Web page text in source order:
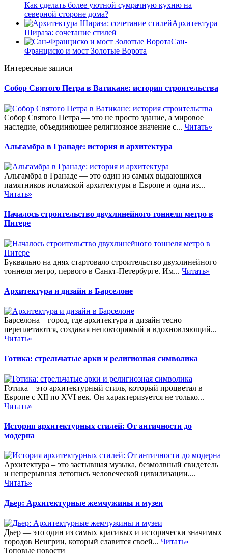
Как сделать более уютной сумрачную кухню на
северной стороне дома?
Архитектура
Шираза: сочетание стилей
Сан-
Франциско и мост Золотые Ворота
Интересные записи
Собор Святого Петра в Ватикане: история строительства
Собор Святого Петра — это не просто здание, а мировое
наследие, объединяющее религиозное значение с... Читать»
Альгамбра в Гранаде: история и архитектура
Альгамбра в Гранаде — это один из самых выдающихся
памятников исламской архитектуры в Европе и одна из...
Читать»
Началось строительство двухлинейного тоннеля метро в
Питере
Буквально на днях стартовало строительство двухлинейного
тоннеля метро, первого в Санкт-Петербурге. Им... Читать»
Архитектура и дизайн в Барселоне
Барселона – город, где архитектура и дизайн тесно
переплетаются, создавая неповторимый и вдохновляющий...
Читать»
Готика: стрельчатые арки и религиозная символика
Готика – это архитектурный стиль, который процветал в
Европе с XII по XVI век. Он характеризуется не только...
Читать»
История архитектурных стилей: От античности до
модерна
Архитектура – это застывшая музыка, безмолвный свидетель
и непрерывная летопись человеческой цивилизации....
Читать»
Дьер: Архитектурные жемчужины и музеи
Дьер — это один из самых красивых и исторически значимых
городов Венгрии, который славится своей... Читать»
Топовые новости